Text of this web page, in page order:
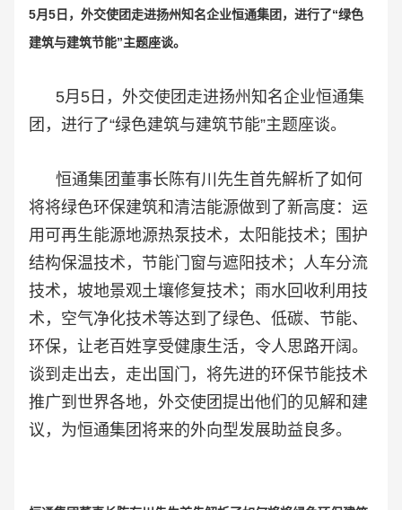
5月5日，外交使团走进扬州知名企业恒通集团，进行了“绿色
建筑与建筑节能”主题座谈。
5月5日，外交使团走进扬州知名企业恒通集
团，进行了“绿色建筑与建筑节能”主题座谈。
恒通集团董事长陈有川先生首先解析了如何
将将绿色环保建筑和清洁能源做到了新高度：运
用可再生能源地源热泵技术，太阳能技术；围护
结构保温技术，节能门窗与遮阳技术；人车分流
技术，坡地景观土壤修复技术；雨水回收利用技
术，空气净化技术等达到了绿色、低碳、节能、
环保，让老百姓享受健康生活，令人思路开阔。
谈到走出去，走出国门，将先进的环保节能技术
推广到世界各地，外交使团提出他们的见解和建
议，为恒通集团将来的外向型发展助益良多。